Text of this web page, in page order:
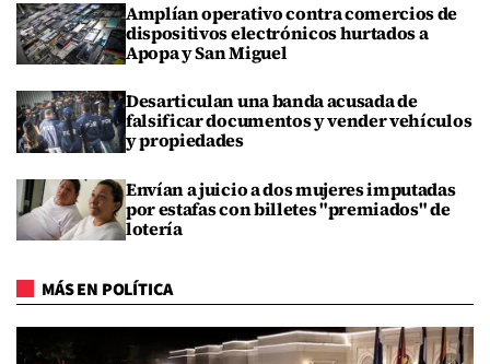
Amplían operativo contra comercios de
dispositivos electrónicos hurtados a
Apopa y San Miguel
Desarticulan una banda acusada de
falsificar documentos y vender vehículos
y propiedades
Envían a juicio a dos mujeres imputadas
por estafas con billetes "premiados" de
lotería
MÁS EN POLÍTICA